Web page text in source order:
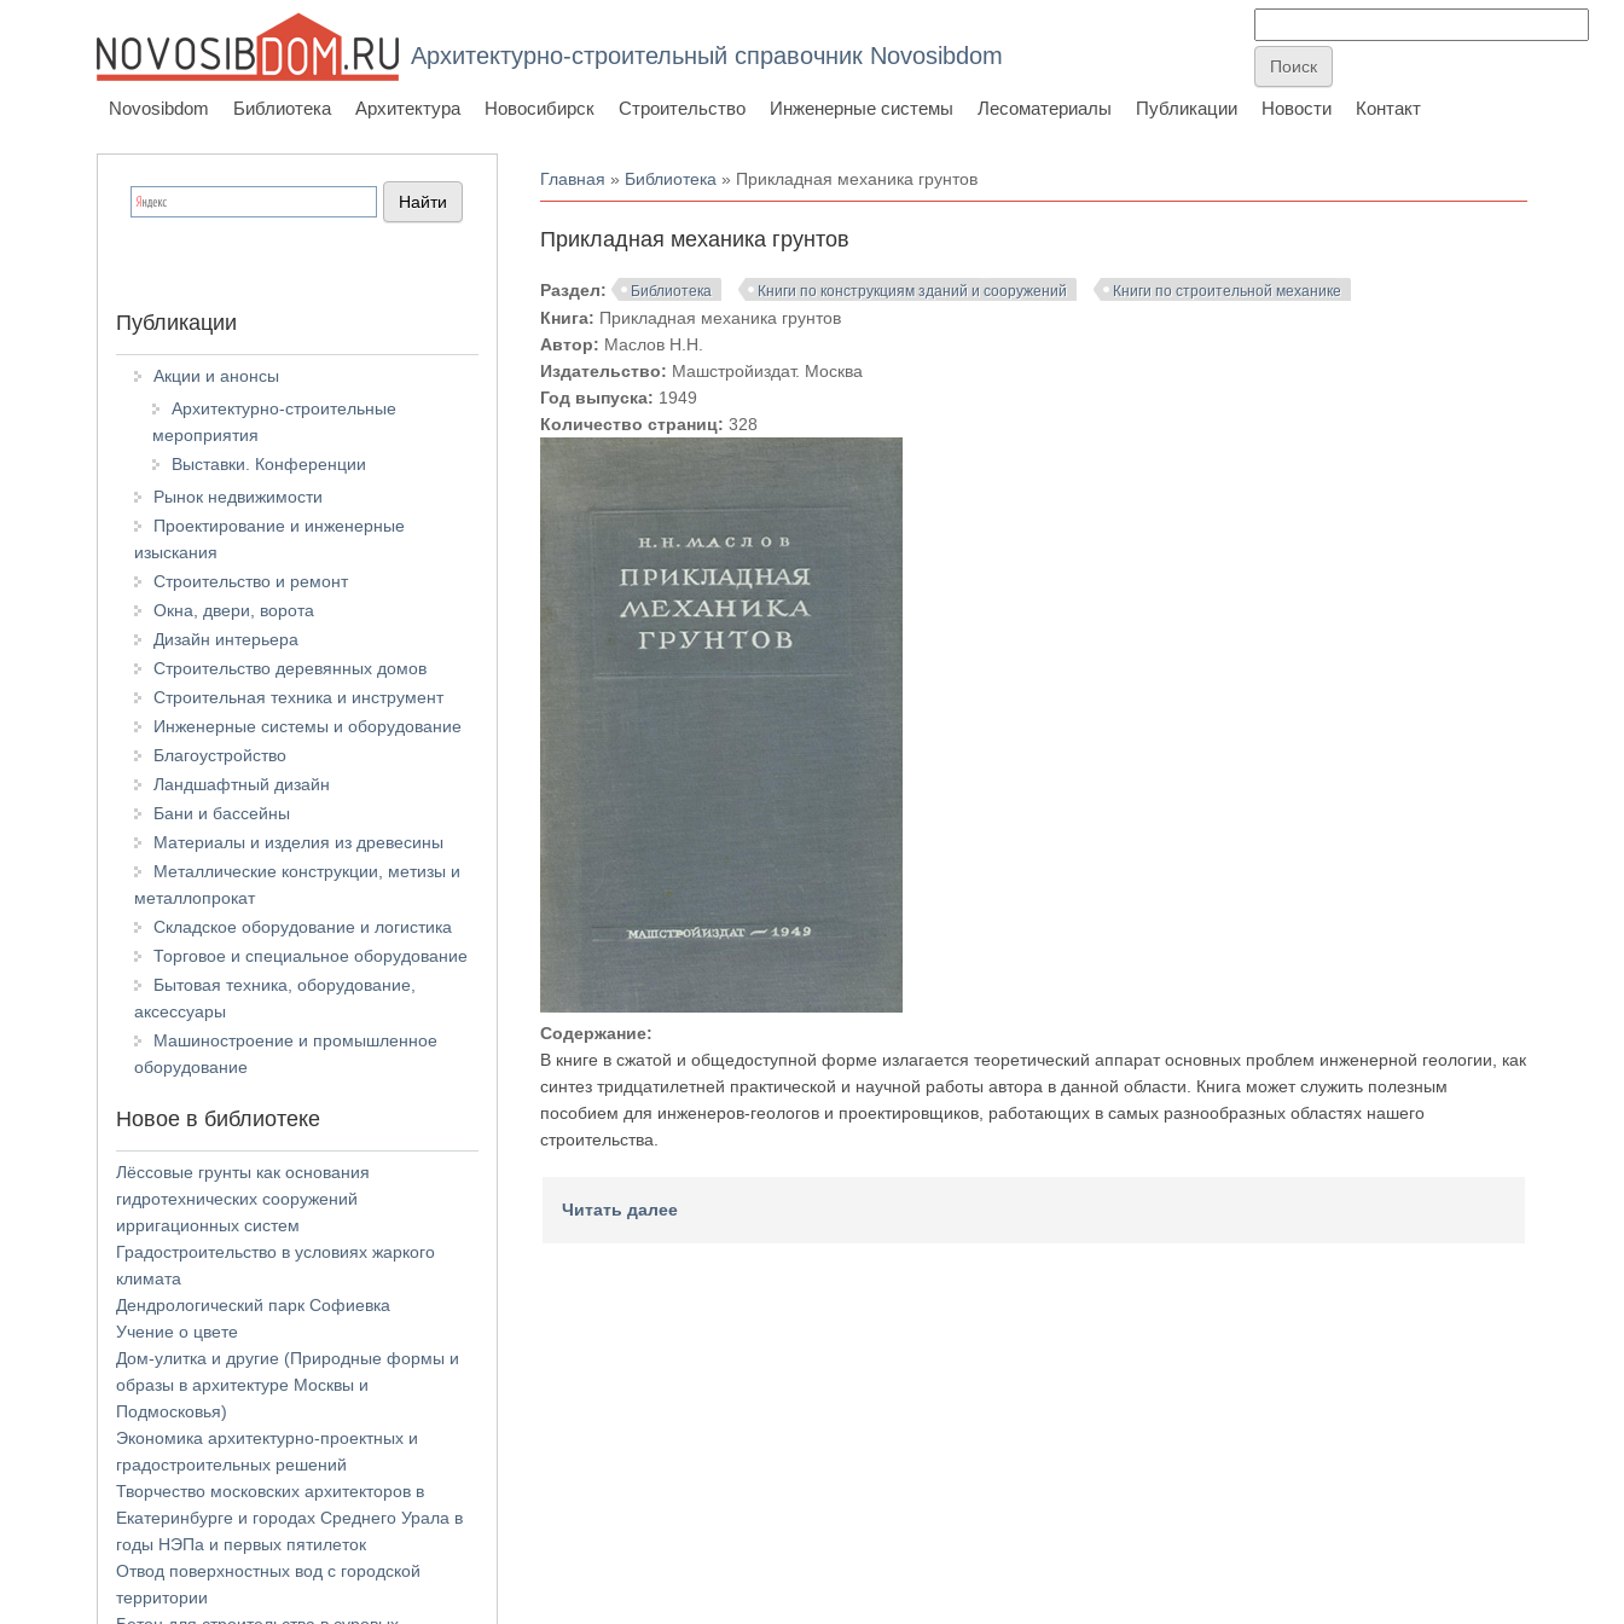
Архитектурно-строительный справочник Novosibdom
Novosibdom Библиотека Архитектура Новосибирск Строительство Инженерные системы Лесоматериалы Публикации Новости Контакт
Вы здесь
Главная » Библиотека » Прикладная механика грунтов
Прикладная механика грунтов
Раздел: Библиотека Книги по конструкциям зданий и сооружений Книги по строительной механике
Книга: Прикладная механика грунтов
Автор: Маслов Н.Н.
Издательство: Машстройиздат. Москва
Год выпуска: 1949
Количество страниц:328
Содержание:
В книге в сжатой и общедоступной форме излагается теоретический аппарат основных проблем инженерной геологии, как
синтез тридцатилетней практической и научной работы автора в данной области. Книга может служить полезным
пособием для инженеров-геологов и проектировщиков, работающих в самых разнообразных областях нашего
строительства.
Читать далее
Публикации
Акции и анонсы
Архитектурно-строительные
мероприятия
Выставки. Конференции
Рынок недвижимости
Проектирование и инженерные
изыскания
Строительство и ремонт
Окна, двери, ворота
Дизайн интерьера
Строительство деревянных домов
Строительная техника и инструмент
Инженерные системы и оборудование
Благоустройство
Ландшафтный дизайн
Бани и бассейны
Материалы и изделия из древесины
Металлические конструкции, метизы и
металлопрокат
Складское оборудование и логистика
Торговое и специальное оборудование
Бытовая техника, оборудование,
аксессуары
Машиностроение и промышленное
оборудование
Новое в библиотеке
Лёссовые грунты как основания
гидротехнических сооружений
ирригационных систем
Градостроительство в условиях жаркого
климата
Дендрологический парк Софиевка
Учение о цвете
Дом-улитка и другие (Природные формы и
образы в архитектуре Москвы и
Подмосковья)
Экономика архитектурно-проектных и
градостроительных решений
Творчество московских архитекторов в
Екатеринбурге и городах Среднего Урала в
годы НЭПа и первых пятилеток
Отвод поверхностных вод с городской
территории